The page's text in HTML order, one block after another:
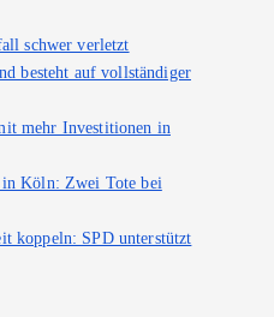
schwer verletzt
besteht auf vollständiger
mehr Investitionen in
Köln: Zwei Tote bei
koppeln: SPD unterstützt